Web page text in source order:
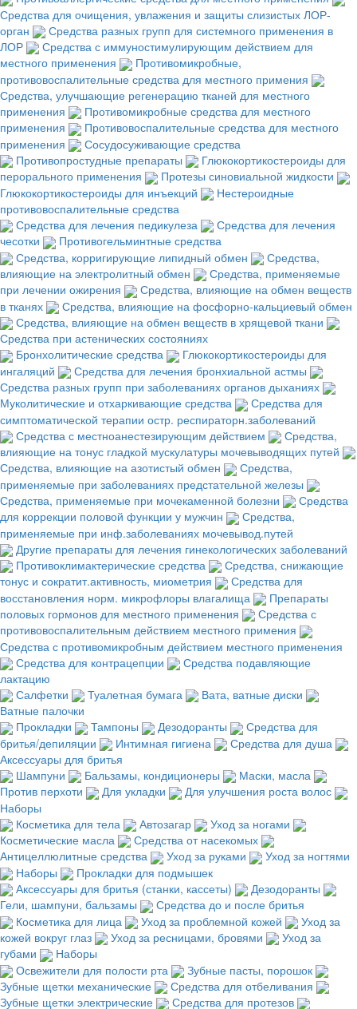
Средства для очищения, увлажения и защиты слизистых ЛОР-
орган
Средства разных групп для системного применения в
ЛОР
Средства с иммуностимулирующим действием для
местного применения
Противомикробные,
противовоспалительные средства для местного примения
Средства, улучшающие регенерацию тканей для местного
применения
Противомикробные средства для местного
применения
Противовоспалительные средства для местного
применения
Сосудосуживающие средства
Противопростудные препараты
Глюкокортикостероиды для
перорального применения
Протезы синовиальной жидкости
Глюкокортикостероиды для инъекций
Нестероидные
противовоспалительные средства
Средства для лечения педикулеза
Средства для лечения
чесотки
Противогельминтные средства
Средства, корригирующие липидный обмен
Средства,
влияющие на электролитный обмен
Средства, применяемые
при лечении ожирения
Средства, влияющие на обмен веществ
в тканях
Средства, влияющие на фосфорно-кальциевый обмен
Средства, влияющие на обмен веществ в хрящевой ткани
Средства при астенических состояниях
Бронхолитические средства
Глюкокортикостероиды для
ингаляций
Средства для лечения бронхиальной астмы
Средства разных групп при заболеваниях органов дыханиях
Муколитические и отхаркивающие средства
Средства для
симптоматической терапии остр. респираторн.заболеваний
Средства с местноанестезирующим действием
Средства,
влияющие на тонус гладкой мускулатуры мочевыводящих путей
Средства, влияющие на азотистый обмен
Средства,
применяемые при заболеваниях предстательной железы
Средства, применяемые при мочекаменной болезни
Средства
для коррекции половой функции у мужчин
Средства,
применяемые при инф.заболеваниях мочевывод.путей
Другие препараты для лечения гинекологических заболеваний
Противоклимактерические средства
Средства, снижающие
тонус и сократит.активность, миометрия
Средства для
восстановления норм. микрофлоры влагалища
Препараты
половых гормонов для местного применения
Средства с
противовоспалительным действием местного примения
Средства с противомикробным действием местного применения
Средства для контрацепции
Средства подавляющие
лактацию
Салфетки
Туалетная бумага
Вата, ватные диски
Ватные палочки
Прокладки
Тампоны Дезодоранты
Средства для
бритья/депиляции
Интимная гигиена
Средства для душа
Аксессуары для бритья
Шампуни
Бальзамы, кондиционеры
Маски, масла
Против перхоти
Для укладки
Для улучшения роста волос
Наборы
Косметика для тела
Автозагар
Уход за ногами
Косметические масла
Средства от насекомых
Антицеллюлитные средства
Уход за руками
Уход за ногтями
Наборы
Прокладки для подмышек
Аксессуары для бритья (станки, кассеты)
Дезодоранты
Гели, шампуни, бальзамы
Средства до и после бритья
Косметика для лица
Уход за проблемной кожей
Уход за
кожей вокруг глаз
Уход за ресницами, бровями
Уход за
губами
Наборы
Освежители для полости рта
Зубные пасты, порошок
Зубные щетки механические
Средства для отбеливания
Зубные щетки электрические
Средства для протезов